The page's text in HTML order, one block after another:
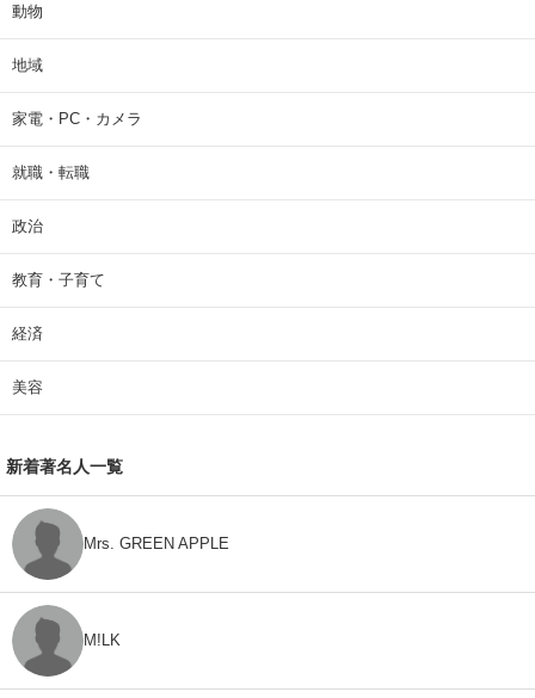
動物
地域
家電・PC・カメラ
就職・転職
政治
教育・子育て
経済
美容
新着著名人一覧
Mrs. GREEN APPLE
M!LK